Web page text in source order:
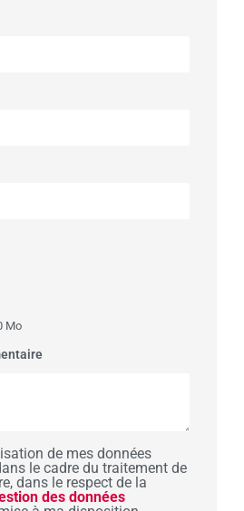
Mo
de mes données
le cadre du traitement de
dans le respect de la
des données